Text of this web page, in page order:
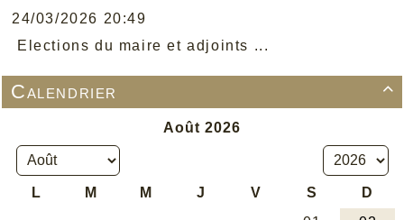
24/03/2026 20:49
Elections du maire et adjoints ...

Calendrier